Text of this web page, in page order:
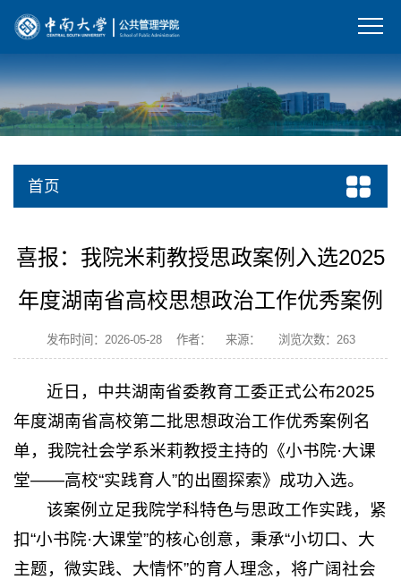
首页
喜报：我院米莉教授思政案例入选2025
年度湖南省高校思想政治工作优秀案例
发布时间：2026-05-28 作者： 来源： 浏览次数： 263
近日，中共湖南省委教育工委正式公布2025
年度湖南省高校第二批思想政治工作优秀案例名
单，我院社会学系米莉教授主持的《小书院·大课
堂——高校“实践育人”的出圈探索》成功入选。
该案例立足我院学科特色与思政工作实践，紧
扣“小书院·大课堂”的核心创意，秉承“小切口、大
主题，微实践、大情怀”的育人理念，将广阔社会